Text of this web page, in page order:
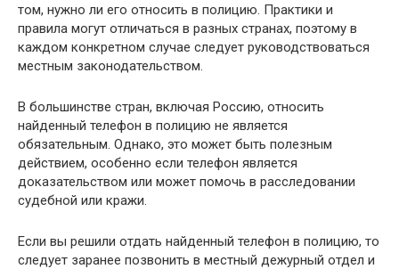
том, нужно ли его относить в полицию. Практики и
правила могут отличаться в разных странах, поэтому в
каждом конкретном случае следует руководствоваться
местным законодательством.
В большинстве стран, включая Россию, относить
найденный телефон в полицию не является
обязательным. Однако, это может быть полезным
действием, особенно если телефон является
доказательством или может помочь в расследовании
судебной или кражи.
Если вы решили отдать найденный телефон в полицию, то
следует заранее позвонить в местный дежурный отдел и